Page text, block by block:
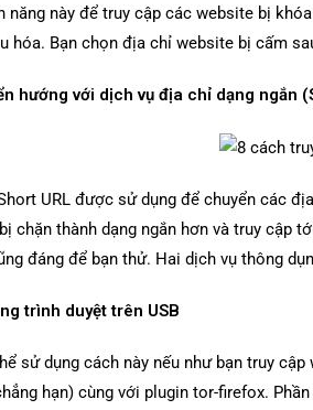
năng này để truy cập các website bị
hóa. Bạn chọn địa chỉ website bị cấm
hướng với dịch vụ địa chỉ dạng ngắn
URL được sử dụng để chuyển các
chặn thành dạng ngắn hơn và truy cập
đáng để bạn thử. Hai dịch vụ thông
trình duyệt trên USB
sử dụng cách này nếu như bạn truy
hạn) cùng với plugin tor-firefox.